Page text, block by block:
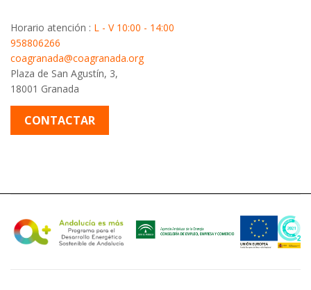
Horario atención : L - V 10:00 - 14:00
958806266
coagranada@coagranada.org
Plaza de San Agustín, 3,
18001 Granada
CONTACTAR